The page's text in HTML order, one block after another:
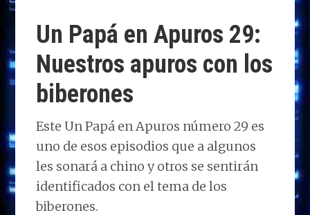
Un Papá en Apuros 29:
Nuestros apuros con los
biberones
Este Un Papá en Apuros número 29 es
uno de esos episodios que a algunos
les sonará a chino y otros se sentirán
identificados con el tema de los
biberones.